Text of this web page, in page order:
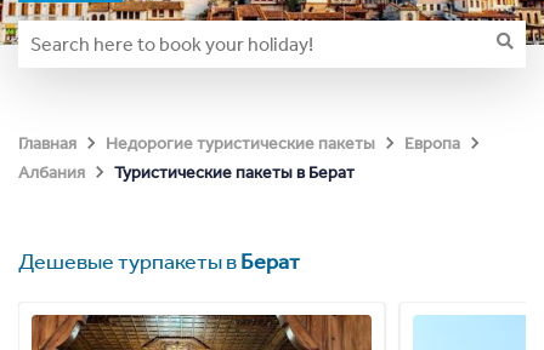
Главная Недорогие туристические пакеты
Европа
Албания
Туристические пакеты в Берат
Дешевые турпакеты вБерат